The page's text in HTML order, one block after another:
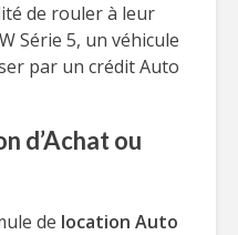
de rouler à leur
Série 5, un véhicule
par un crédit Auto
d’Achat ou
de location Auto